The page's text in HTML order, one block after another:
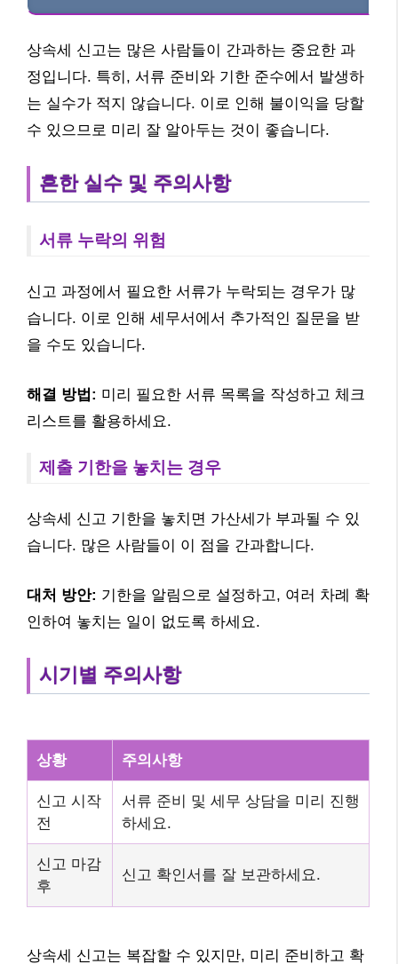
상속세 신고는 많은 사람들이 간과하는 중요한 과
정입니다. 특히, 서류 준비와 기한 준수에서 발생하
는 실수가 적지 않습니다. 이로 인해 불이익을 당할
수 있으므로 미리 잘 알아두는 것이 좋습니다.
흔한 실수 및 주의사항
서류 누락의 위험
신고 과정에서 필요한 서류가 누락되는 경우가 많
습니다. 이로 인해 세무서에서 추가적인 질문을 받
을 수도 있습니다.
해결 방법: 미리 필요한 서류 목록을 작성하고 체크
리스트를 활용하세요.
제출 기한을 놓치는 경우
상속세 신고 기한을 놓치면 가산세가 부과될 수 있
습니다. 많은 사람들이 이 점을 간과합니다.
대처 방안: 기한을 알림으로 설정하고, 여러 차례 확
인하여 놓치는 일이 없도록 하세요.
시기별 주의사항
상황 주의사항
신고 시작
전
서류 준비 및 세무 상담을 미리 진행
하세요.
신고 마감
후
신고 확인서를 잘 보관하세요.
상속세 신고는 복잡할 수 있지만, 미리 준비하고 확